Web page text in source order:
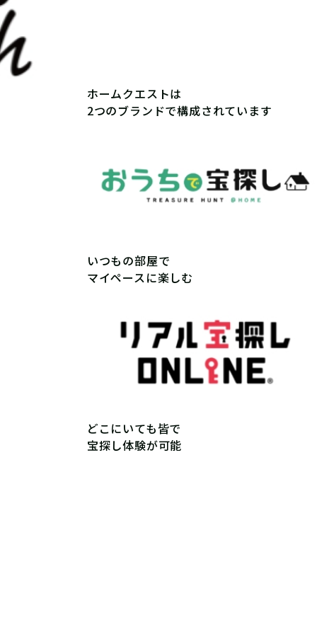
ホームクエストは
2つのブランドで構成されています
いつもの部屋で
マイペースに楽しむ
どこにいても皆で
宝探し体験が可能